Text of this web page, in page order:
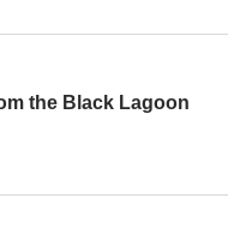
the Black Lagoon